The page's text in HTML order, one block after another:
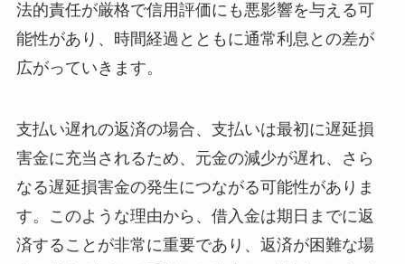
法的責任が厳格で信用評価にも悪影響を与える可
能性があり、時間経過とともに通常利息との差が
広がっていきます。
支払い遅れの返済の場合、支払いは最初に遅延損
害金に充当されるため、元金の減少が遅れ、さら
なる遅延損害金の発生につながる可能性がありま
す。このような理由から、借入金は期日までに返
済することが非常に重要であり、返済が困難な場